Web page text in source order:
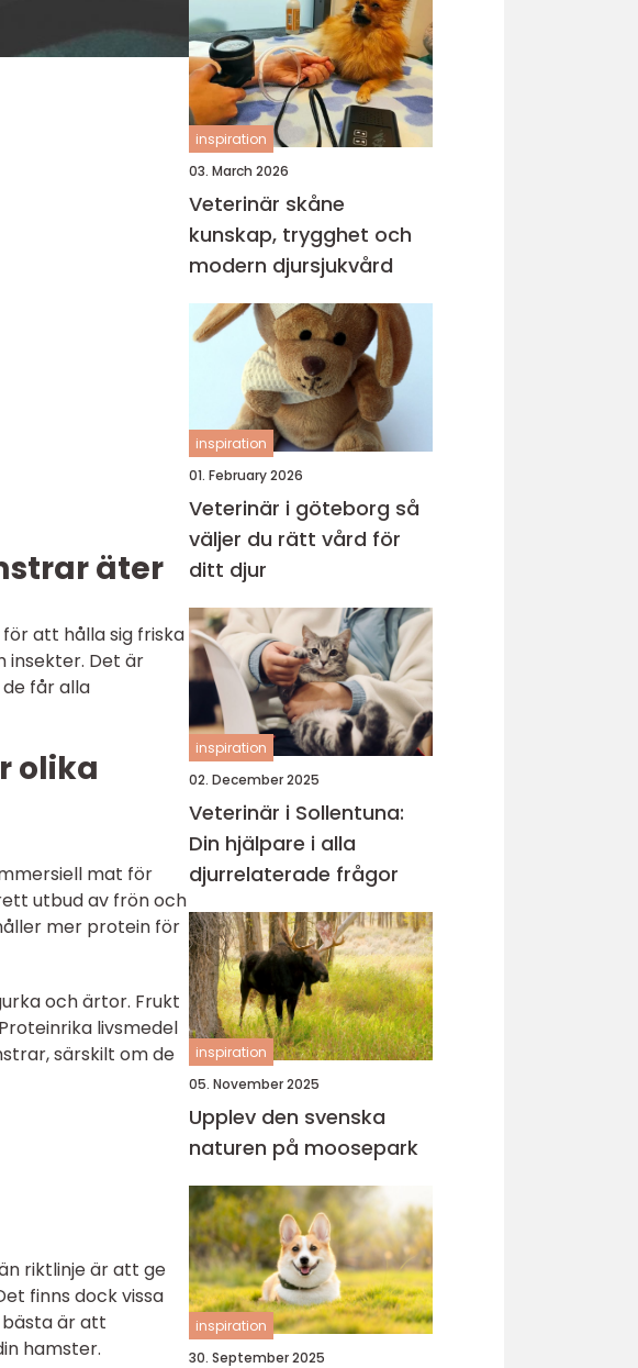
äter
att hålla sig friska
insekter. Det är
får alla
olika
mat för
utbud av frön och
mer protein för
och ärtor. Frukt
livsmedel
särskilt om de
riktlinje är att ge
finns dock vissa
bästa är att
hamster.
inspiration
03. March 2026
Veterinär skåne
kunskap, trygghet och
modern djursjukvård
inspiration
01. February 2026
Veterinär i göteborg så
väljer du rätt vård för
ditt djur
inspiration
02. December 2025
Veterinär i Sollentuna:
Din hjälpare i alla
djurrelaterade frågor
inspiration
05. November 2025
Upplev den svenska
naturen på moosepark
inspiration
30. September 2025